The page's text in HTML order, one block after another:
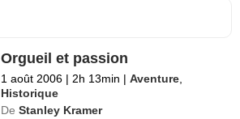
Orgueil et passion
1 août 2006 | 2h 13min | Aventure
Historique
De Stanley Kramer